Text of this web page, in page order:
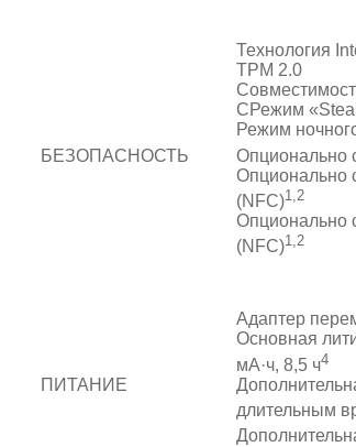
БЕЗОПАСНОСТЬ
Технология
TPM 2.0
СРежим
Режим
Опционально
Опционально
(NFC)1,2
Опционально
(NFC)1,2
ПИТАНИЕ
Адаптер
Основная
мА·ч, 8,5 ч4
длительным